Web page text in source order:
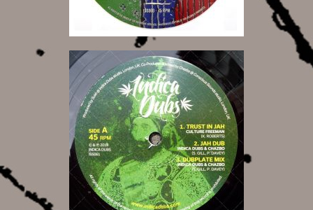
10,00 €